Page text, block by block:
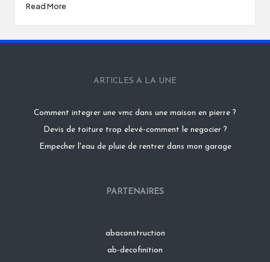
Read More
ARTICLES A LA UNE
Comment integrer une vmc dans une maison en pierre ?
Devis de toiture trop elevé-comment le negocier ?
Empecher l'eau de pluie de rentrer dans mon garage
PARTENAIRES
abaconstruction
ab-decofinition